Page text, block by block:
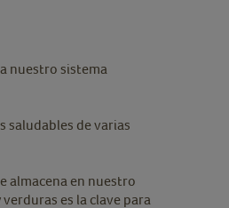
nuestro sistema
saludables de varias
almacena en nuestro
es la clave para